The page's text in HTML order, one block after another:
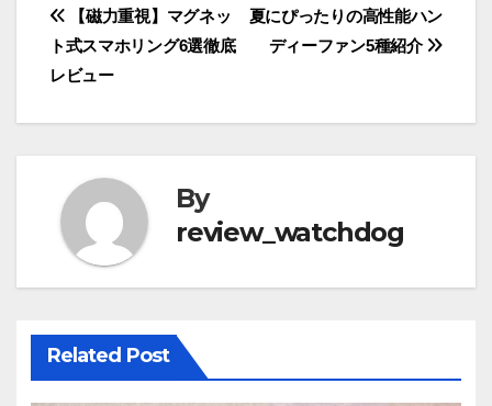
投
稿
ナ
ゲ
ー
シ
ョ
ン
夏にぴったりの高性能ハン
ディーファン5種紹介
【磁力重視】マグネッ
ト式スマホリング6選徹底
レビュー
By
review_watchdog
Related Post